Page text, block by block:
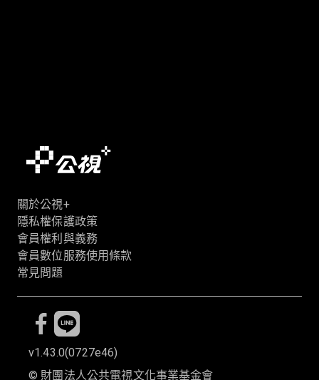
關於公視+
隱私權保護政策
會員權利與義務
會員數位服務使用條款
常見問題
v1.43.0(0727e46)
© 財團法人公共電視文化事業基金會